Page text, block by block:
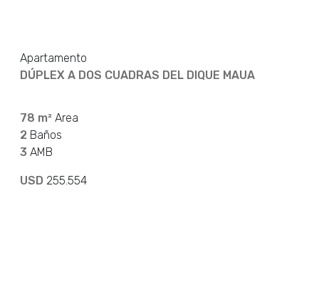
Apartamento
DÚPLEX A DOS CUADRAS DEL DIQUE MAUA
78 m² Area
2 Baños
3 AMB
USD 255.554